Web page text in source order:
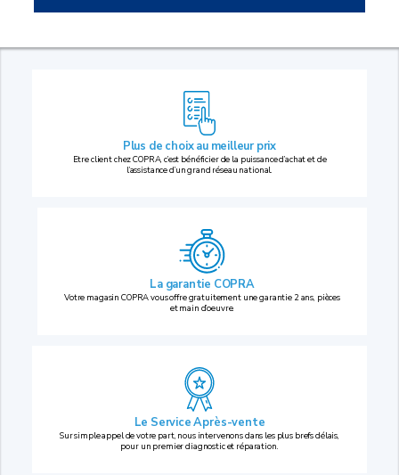
Plus de choix au meilleur prix
Etre client chez COPRA, c’est bénéficier de la puissance d’achat et de
l’assistance d’un grand réseau national.
La garantie COPRA
Votre magasin COPRA vous offre gratuitement une garantie 2 ans, pièces
et main d’oeuvre.
Le Service Après-vente
Sur simple appel de votre part, nous intervenons dans les plus brefs délais,
pour un premier diagnostic et réparation.